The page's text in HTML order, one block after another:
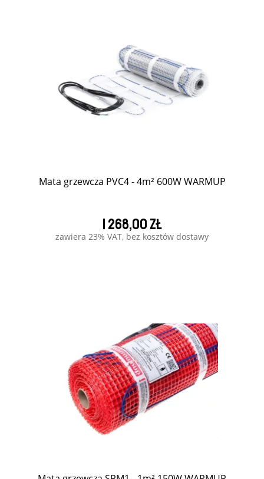
Mata grzewcza PVC4 - 4m² 600W WARMUP
1 268,00 zł
zawiera 23% VAT, bez kosztów dostawy